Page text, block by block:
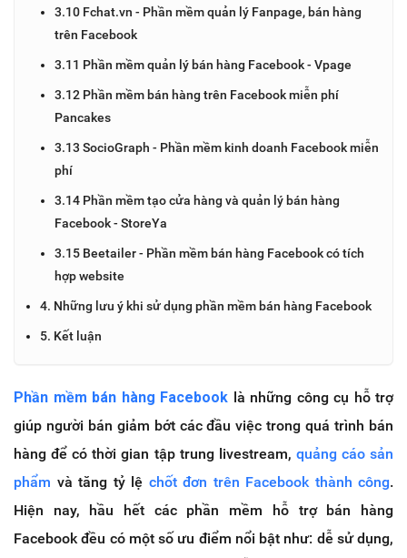
3.10 Fchat.vn - Phần mềm quản lý Fanpage, bán hàng
trên Facebook
3.11 Phần mềm quản lý bán hàng Facebook - Vpage
3.12 Phần mềm bán hàng trên Facebook miễn phí
Pancakes
3.13 SocioGraph - Phần mềm kinh doanh Facebook miễn
phí
3.14 Phần mềm tạo cửa hàng và quản lý bán hàng
Facebook - StoreYa
3.15 Beetailer - Phần mềm bán hàng Facebook có tích
hợp website
4. Những lưu ý khi sử dụng phần mềm bán hàng Facebook
5. Kết luận
Phần mềm bán hàng Facebook là những công cụ hỗ trợ
giúp người bán giảm bớt các đầu việc trong quá trình bán
hàng để có thời gian tập trung livestream, quảng cáo sản
phẩm và tăng tỷ lệ chốt đơn trên Facebook thành công.
Hiện nay, hầu hết các phần mềm hỗ trợ bán hàng
Facebook đều có một số ưu điểm nổi bật như: dễ sử dụng,